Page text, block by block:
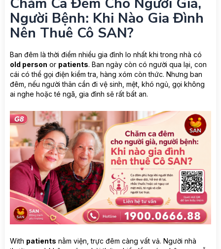
Người Bệnh: Khi Nào Gia Đình
Nên Thuê Cô SAN?
Ban đêm là thời điểm nhiều gia đình lo nhất khi trong nhà có
old person or patients. Ban ngày còn có người qua lại, con
cái có thể gọi điện kiểm tra, hàng xóm còn thức. Nhưng ban
đêm, nếu người thân cần đi vệ sinh, mệt, khó ngủ, gọi không
ai nghe hoặc té ngã, gia đình sẽ rất bất an.
With patients nằm viện, trực đêm càng vất vả. Người nhà